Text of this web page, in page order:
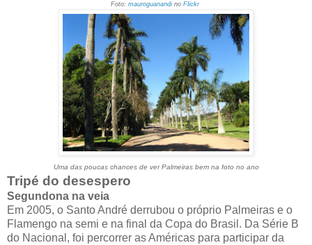
Foto: mauroguanandi no Flickr
Uma das poucas chances de ver Palmeiras bem na foto no ano
Tripé do desespero
Segundona na veia
Em 2005, o Santo André derrubou o próprio Palmeiras e o
Flamengo na semi e na final da Copa do Brasil. Da Série B
do Nacional, foi percorrer as Américas para participar da